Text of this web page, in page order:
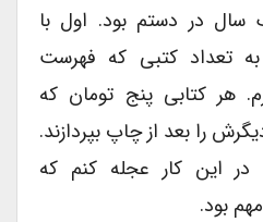
در دستم بود. اول با
به تعداد کتبى که فهرست
هر کتابى پنج تومان که
را بعد از چاپ بپردازند.
در این کار عجله کنم که
بود.